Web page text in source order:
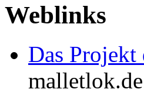
Weblinks
Das
malletlok.de